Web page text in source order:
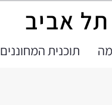
תל אביב
תוכנית המחוננים